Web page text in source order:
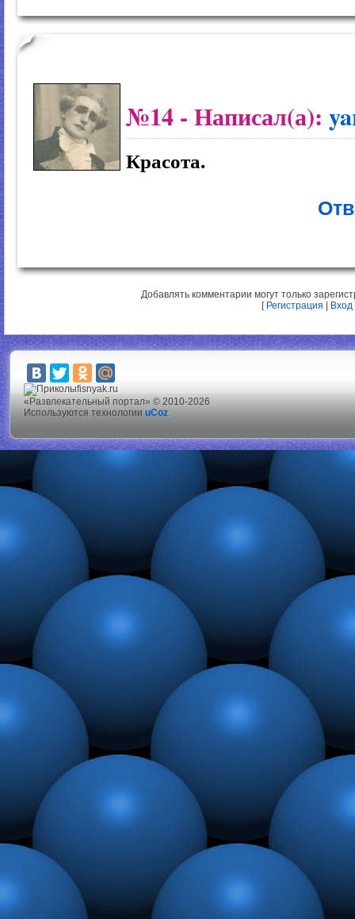
№14 - Написал(а):
Красота.
Добавлять комментарии могут только
[ Регистрация Вход
fisnyak.ru
«Развлекательный портал» © 2010-2026
Используются технологии uCoz